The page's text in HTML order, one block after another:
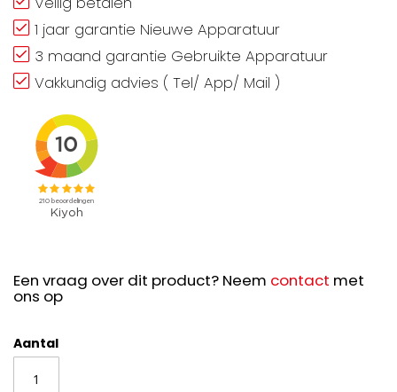
1 jaar garantie Nieuwe Apparatuur
3 maand garantie Gebruikte Apparatuur
Vakkundig advies ( Tel/ App/ Mail )
Een vraag over dit product? Neem contact met
ons op
Aantal